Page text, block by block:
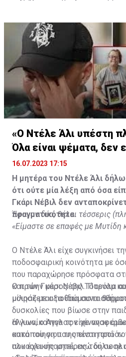
«Ο Ντέλε Άλι υπέστη
Όλα είναι ψέματα, δεν
υιοθετημένος»
16.07.2023 17:15
Η μητέρα του Ντέλε Άλι
ότι ούτε μία λέξη από όσα
Γκάρι Νέβιλ δεν
πραγματικότητα.
Έφυγαν δύο, θέλει τέσσερις
«Είμαστε σε επαφές με Μυτίδη
Ο Ντέλε Άλι είχε συγκινήσει
ποδοσφαιρική κοινότητα με
που παραχώρησε πρόσφατα
και τον Γκάρι Νέβιλ. Παρόλα
μοιράζεται τα ίδια
Ο πρώην μέσος της Τότεναμ
μίλησε με αξιοθαύμαστο
δυσκολίες που βίωσε στην
άλλων, ο Άγγλος είχε
κακοποίηση που υπέστη από
αλκοολικής μητέρας του σε
Η γυναίκα που τον γέννησε
αυτά του γιου της είναι
που έχει υποστεί, ενώ δήλωσε